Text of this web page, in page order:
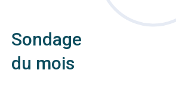
Sondage
du mois